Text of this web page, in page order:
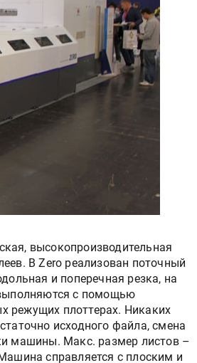
высокопроизводительная
В Zero реализован поточный
и поперечная резка, на
с помощью
режущих плоттерах. Никаких
исходного файла, смена
машины. Макс. размер листов –
справляется с плоским и